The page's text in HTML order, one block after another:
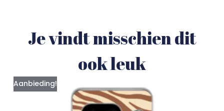
Je vindt misschien dit
ook leuk
Aanbieding!